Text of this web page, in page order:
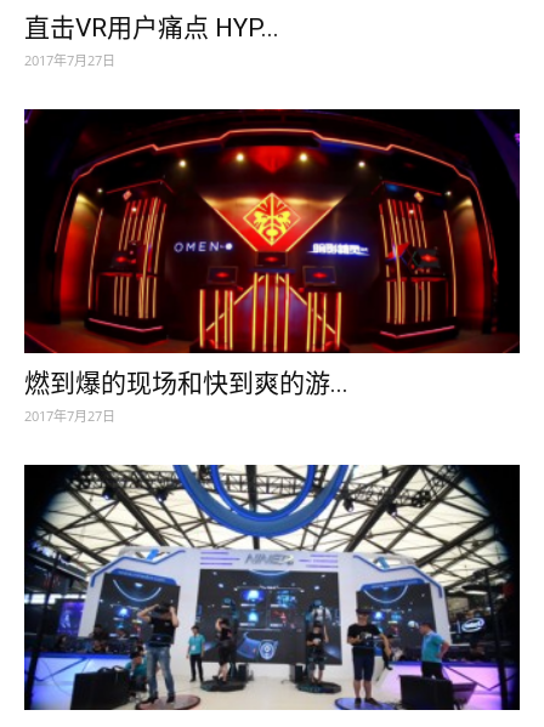
直击VR用户痛点 HYP...
2017年7月27日
燃到爆的现场和快到爽的游...
2017年7月27日